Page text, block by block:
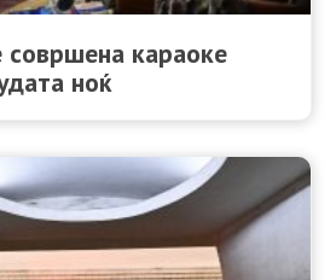
совршена караоке
ноќ